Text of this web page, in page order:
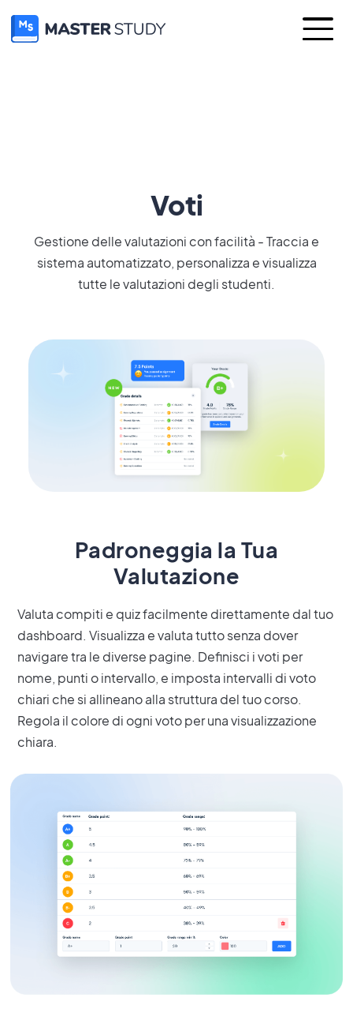
Voti
Gestione delle valutazioni con facilità - Traccia e
sistema automatizzato, personalizza e visualizza
tutte le valutazioni degli studenti.
Padroneggia la Tua
Valutazione
Valuta compiti e quiz facilmente direttamente dal tuo
dashboard. Visualizza e valuta tutto senza dover
navigare tra le diverse pagine. Definisci i voti per
nome, punti o intervallo, e imposta intervalli di voto
chiari che si allineano alla struttura del tuo corso.
Regola il colore di ogni voto per una visualizzazione
chiara.